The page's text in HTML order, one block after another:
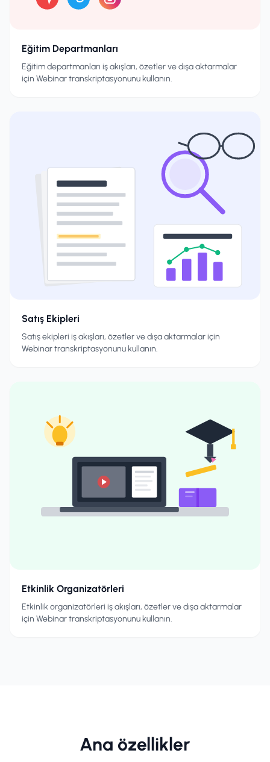
Eğitim Departmanları
Eğitim departmanları iş akışları, özetler ve dışa aktarmalar
için Webinar transkriptasyonunu kullanın.
Satış Ekipleri
Satış ekipleri iş akışları, özetler ve dışa aktarmalar için
Webinar transkriptasyonunu kullanın.
Etkinlik Organizatörleri
Etkinlik organizatörleri iş akışları, özetler ve dışa aktarmalar
için Webinar transkriptasyonunu kullanın.
Ana özellikler